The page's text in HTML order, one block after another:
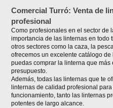
Comercial Turró: Venta de
profesional
Como profesionales en el sector de
importancia de las linternas en todo
otros sectores como la caza, la
ofrecemos un excelente catálogo de
puedas comprar la linterna que
presupuesto.
Además, todas las linternas que te
linternas de calidad profesional
funcionamiento, tanto las linternas
potentes de largo alcance.